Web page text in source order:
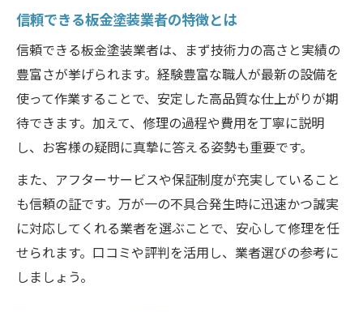
信頼できる板金塗装業者の特徴とは
信頼できる板金塗装業者は、まず技術力の高さと実績の
豊富さが挙げられます。経験豊富な職人が最新の設備を
使って作業することで、安定した高品質な仕上がりが期
待できます。加えて、修理の過程や費用を丁寧に説明
し、お客様の疑問に真摯に答える姿勢も重要です。
また、アフターサービスや保証制度が充実していること
も信頼の証です。万が一の不具合発生時に迅速かつ誠実
に対応してくれる業者を選ぶことで、安心して修理を任
せられます。口コミや評判を活用し、業者選びの参考に
しましょう。